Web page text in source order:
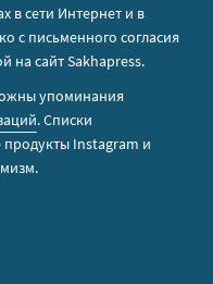
в сети Интернет и в
с письменного согласия
на сайт Sakhapress.
упоминания
. Списки
продукты Instagram и